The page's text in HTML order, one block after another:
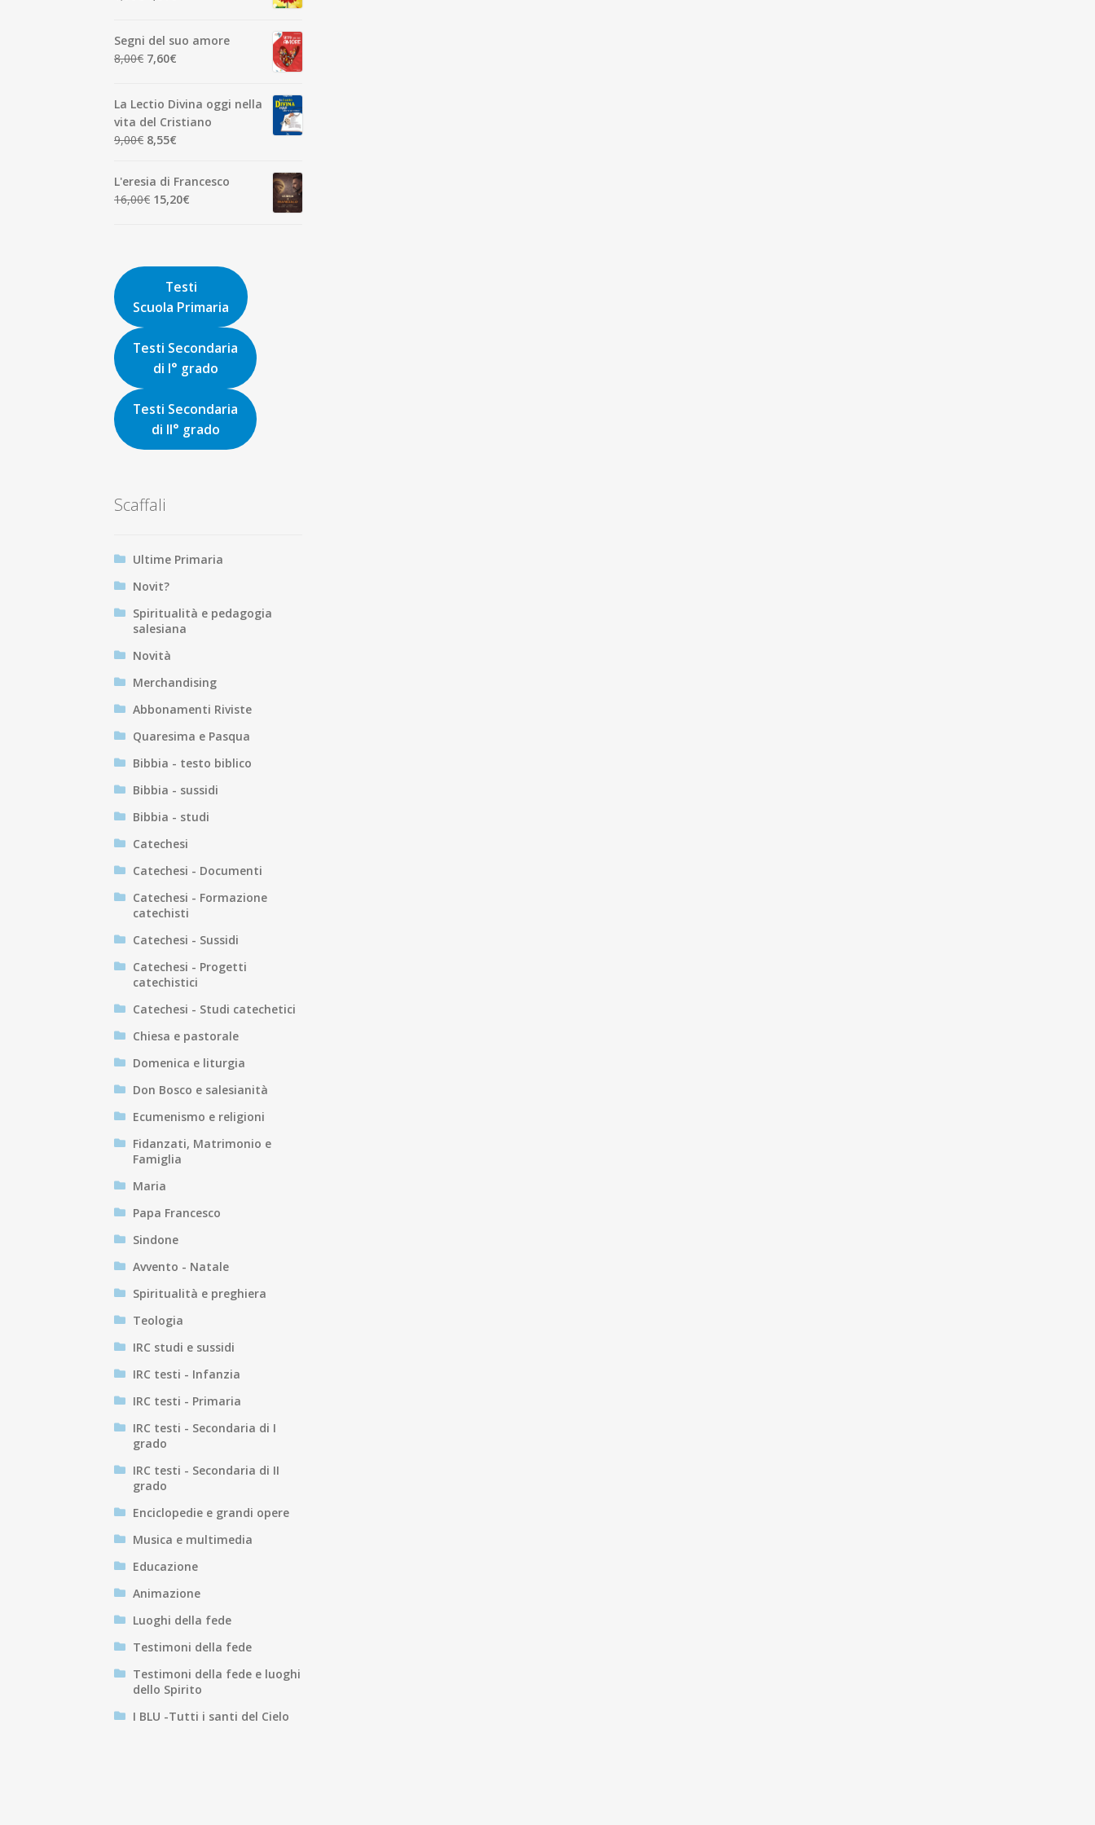
7,00€.
era:
1,90€.
è:
Segni del suo amore
8,00€ Il
era:
8,00€.
7,60€
è:
7,60€.
La Lectio Divina oggi nella
vita del Cristiano
9,00€ Il
originale
era:
9,00€.
8,55€
attuale
è:
L'eresia di Francesco
16,00€ Il
16,00€.
15,20€
15,20€.
Testi
Scuola Primaria
Testi Secondaria
di I° grado
Testi Secondaria
di II° grado
Scaffali
Ultime Primaria
Novit?
Spiritualità e pedagogia
salesiana
Novità
Merchandising
Abbonamenti Riviste
Quaresima e Pasqua
Bibbia - testo biblico
Bibbia - sussidi
Bibbia - studi
Catechesi
Catechesi - Documenti
Catechesi - Formazione
catechisti
Catechesi - Sussidi
Catechesi - Progetti
catechistici
Catechesi - Studi catechetici
Chiesa e pastorale
Domenica e liturgia
Don Bosco e salesianità
Ecumenismo e religioni
Fidanzati, Matrimonio e
Famiglia
Maria
Papa Francesco
Sindone
Avvento - Natale
Spiritualità e preghiera
Teologia
IRC studi e sussidi
IRC testi - Infanzia
IRC testi - Primaria
IRC testi - Secondaria di I
grado
IRC testi - Secondaria di II
grado
Enciclopedie e grandi opere
Musica e multimedia
Educazione
Animazione
Luoghi della fede
Testimoni della fede
Testimoni della fede e luoghi
dello Spirito
I BLU -Tutti i santi del Cielo